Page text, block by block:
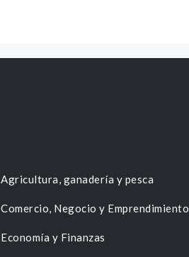
Agricultura, ganadería y pesca
Comercio, Negocio y Emprendimiento
Economía y Finanzas